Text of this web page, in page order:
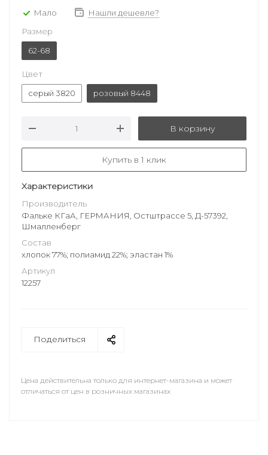
Мало
Нашли дешевле?
Размер
62-68
Цвет
серый 3820
розовый 8448
В корзину
Купить в 1 клик
Характеристики
Производитель
Фальке КГаА, ГЕРМАНИЯ, Остштрассе 5, Д-57392,
Шмалленберг
Состав
хлопок 77%; полиамид 22%; эластан 1%
Артикул
12257
Поделиться
Цена действительна только для интернет-магазина и может
отличаться от цен в розничных магазинах